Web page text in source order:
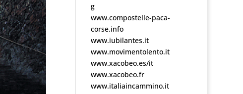
g
www.compostelle-paca-
corse.info
www.iubilantes.it
www.movimentolento.it
www.xacobeo.es/it
www.xacobeo.fr
www.italiaincammino.it